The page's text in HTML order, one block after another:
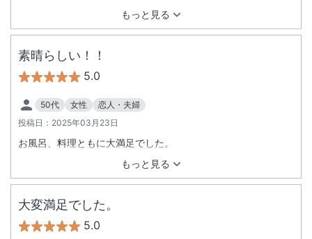
もっと見る
素晴らしい！！
5.0
50代 女性
恋人・夫婦
投稿日： 2025年03月23日
もっと見る
お風呂、料理ともに大満足でした。
大変満足でした。
5.0